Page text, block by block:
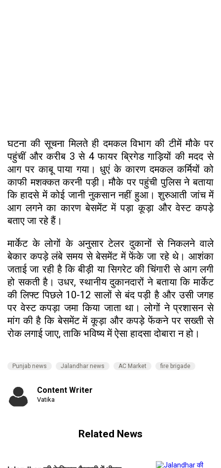
घटना की सूचना मिलते ही दमकल विभाग की टीमें मौके पर
पहुंचीं और करीब 3 से 4 फायर ब्रिगेड गाड़ियों की मदद से
आग पर काबू पाया गया। धुएं के कारण दमकल कर्मियों को
काफी मशक्कत करनी पड़ी। मौके पर पहुंची पुलिस ने बताया
कि हादसे में कोई जानी नुकसान नहीं हुआ। शुरुआती जांच में
आग लगने का कारण बेसमेंट में पड़ा कूड़ा और वेस्ट कपड़े
बताए जा रहे हैं।
मार्केट के लोगों के अनुसार टेलर दुकानों से निकलने वाले
बेकार कपड़े लंबे समय से बेसमेंट में फेंके जा रहे थे। आशंका
जताई जा रही है कि बीड़ी या सिगरेट की चिंगारी से आग लगी
हो सकती है। उधर, स्थानीय दुकानदारों ने बताया कि मार्केट
की लिफ्ट पिछले 10-12 सालों से बंद पड़ी है और उसी जगह
पर वेस्ट कपड़ा जमा किया जाता था। लोगों ने प्रशासन से
मांग की है कि बेसमेंट में कूड़ा और कपड़े फेंकने पर सख्ती से
रोक लगाई जाए, ताकि भविष्य में ऐसा हादसा दोबारा न हो।
Punjab news Jalandhar news AC Market fire brigade
Content Writer
Vatika
Related News